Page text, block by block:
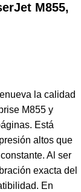
M855,
la calidad
M855 y
Está
altos que
Al ser
exacta del
En